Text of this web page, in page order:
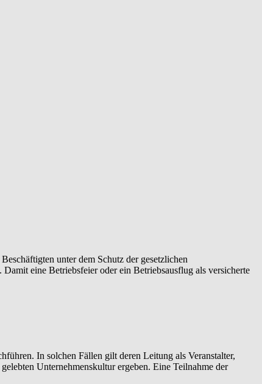
unter dem Schutz der gesetzlichen
eine Betriebsfeier oder ein Betriebsausflug als versicherte
In solchen Fällen gilt deren Leitung als Veranstalter,
Unternehmenskultur ergeben. Eine Teilnahme der